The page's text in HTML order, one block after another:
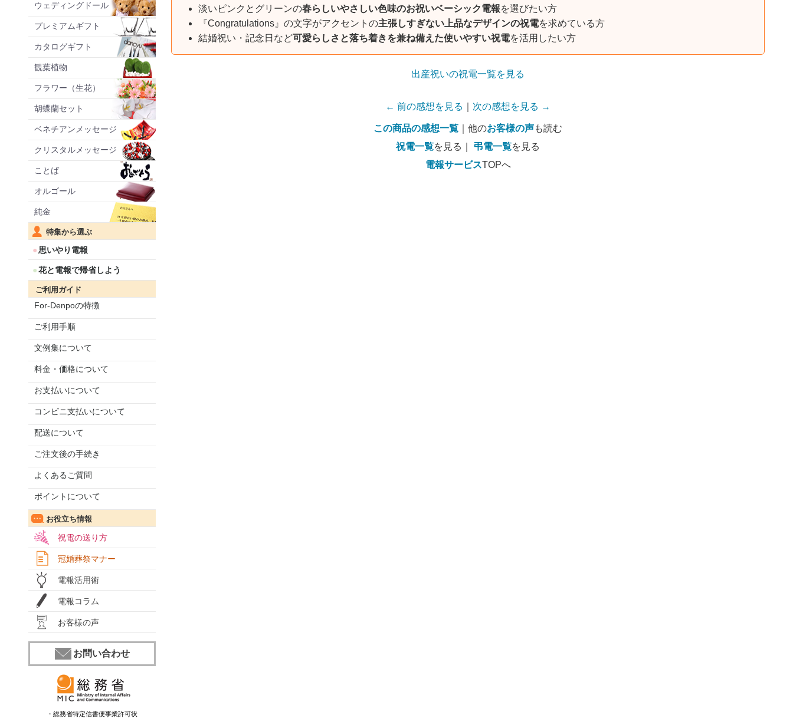
ウェディングドール
プレミアムギフト
カタログギフト
観葉植物
フラワー（生花）
胡蝶蘭セット
ベネチアンメッセージ
クリスタルメッセージ
ことば
オルゴール
純金
特集から選ぶ
思いやり電報
花と電報で帰省しよう
ご利用ガイド
For-Denpoの特徴
ご利用手順
文例集について
料金・価格について
お支払いについて
コンビニ支払いについて
配送について
ご注文後の手続き
よくあるご質問
ポイントについて
お役立ち情報
祝電の送り方
冠婚葬祭マナー
電報活用術
電報コラム
お客様の声
お問い合わせ
・総務省特定信書便事業許可状
淡いピンクとグリーンの春らしいやさしい色味のお祝いベーシック電報を選びたい方
『Congratulations』の文字がアクセントの主張しすぎない上品なデザインの祝電を求めている方
結婚祝い・記念日など可愛らしさと落ち着きを兼ね備えた使いやすい祝電を活用したい方
出産祝いの祝電一覧を見る
← 前の感想を見る 次の感想を見る →
この商品の感想一覧 ｜他のお客様の声も読む
祝電一覧を見る｜ 弔電一覧を見る
電報サービスTOPへ